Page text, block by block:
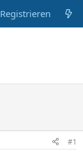
Registrieren
#1